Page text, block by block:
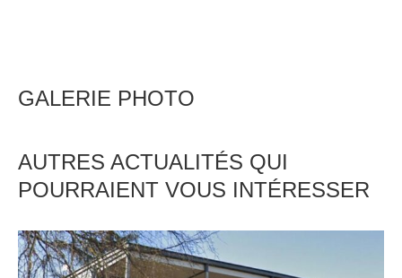
GALERIE PHOTO
AUTRES ACTUALITÉS QUI
POURRAIENT VOUS INTÉRESSER